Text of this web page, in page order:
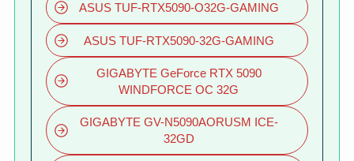
ASUS TUF-RTX5090-O32G-GAMING
ASUS TUF-RTX5090-32G-GAMING
GIGABYTE GeForce RTX 5090
WINDFORCE OC 32G
GIGABYTE GV-N5090AORUSM ICE-
32GD